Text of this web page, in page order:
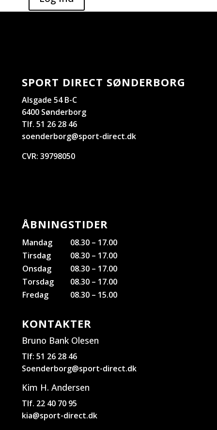
SPORT DIRECT SØNDERBORG
Alsgade 54 B-C
6400 Sønderborg
Tlf. 51 26 28 46
soenderborg@sport-direct.dk
CVR: 39798050
ÅBNINGSTIDER
Mandag
08.30 – 17.00
Tirsdag
08.30 – 17.00
Onsdag
08.30 – 17.00
Torsdag
08.30 – 17.00
Fredag
08.30 – 15.00
KONTAKTER
Bruno Bank Olesen
Tlf: 51 26 28 46
Soenderborg@sport-direct.dk
Kim H. Andersen
Tlf. 22 40 70 95
kia@sport-direct.dk